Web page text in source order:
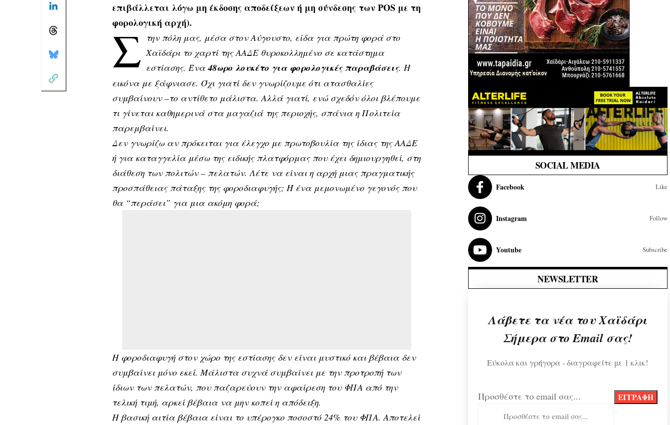
επιβάλλεται λόγω μη έκδοσης αποδείξεων ή μη σύνδεσης των POS με τη
φορολογική αρχή).
Σ την πόλη μας, μέσα στον Αύγουστο, είδα για πρώτη φορά στο
Χαϊδάρι το χαρτί της ΑΑΔΕ θυροκολλημένο σε κατάστημα
εστίασης. Ένα48ωρο λουκέτο για φορολογικές παραβάσεις. Η
εικόνα με ξάφνιασε. Όχι γιατί δεν γνωρίζουμε ότι ατασθαλίες
συμβαίνουν –το αντίθετο μάλιστα. Αλλά γιατί, ενώ σχεδόν όλοι βλέπουμε
τι γίνεται καθημερινά στα μαγαζιά της περιοχής, σπάνια η Πολιτεία
παρεμβαίνει.
Δεν γνωρίζω αν πρόκειται για έλεγχο με πρωτοβουλία της ίδιας της ΑΑΔΕ
ή για καταγγελία μέσω της ειδικής πλατφόρμας που έχει δημιουργηθεί, στη
διάθεση των πολιτών – πελατών. Λέτε να είναι η αρχή μιας πραγματικής
προσπάθειας πάταξης της φοροδιαφυγής; Ή ένα μεμονωμένο γεγονός που
θα “περάσει” για μια ακόμη φορά;
Η φοροδιαφυγή στον χώρο της εστίασης δεν είναι μυστικό και βέβαια δεν
συμβαίνει μόνο εκεί. Μάλιστα συχνά συμβαίνει με την προτροπή των
ίδιων των πελατών, που παζαρεύουν την αφαίρεση του ΦΠΑ από την
τελική τιμή, αρκεί βέβαια να μην κοπεί η απόδειξη.
Η βασική αιτία βέβαια είναι το υπέρογκο ποσοστό 24% του ΦΠΑ. Αποτελεί
SOCIAL MEDIA
Facebook Like
Instagram Follow
Youtube Subscribe
NEWSLETTER
Λάβετε τα νέα του Χαϊδάρι
Σήμερα στο Email σας!
Εύκολα και γρήγορα - διαγραφείτε με 1 κλικ!
Προσθέστε το email σας...